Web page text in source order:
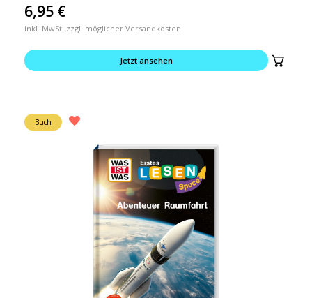
6,95 €
inkl. MwSt. zzgl. möglicher Versandkosten
Jetzt ansehen
Buch